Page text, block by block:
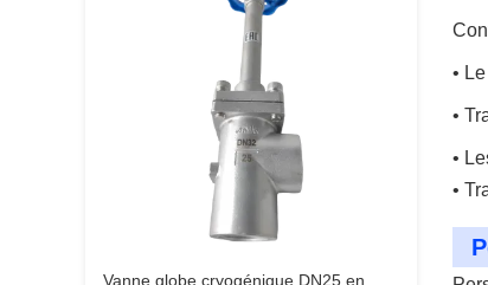
Vanne globe cryogénique DN25 en
•
•
•
•